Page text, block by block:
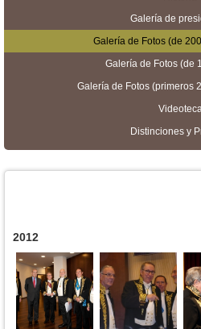
Galería de
Galería de Fotos (de
Galería de Fotos (de
Galería de Fotos (primeros
Distinciones y
2012